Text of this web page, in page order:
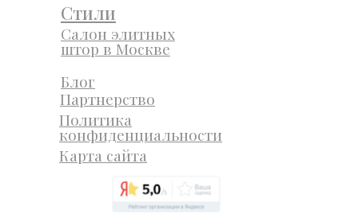
Салон элитных
штор в Москве
Блог
Стили
Партнерство
Политика
конфиденциальности
Карта сайта